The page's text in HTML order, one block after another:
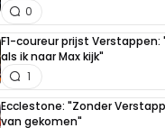
0
F1-coureur prijst
als ik naar Max kijk"
1
Ecclestone: "Zonder
van gekomen"